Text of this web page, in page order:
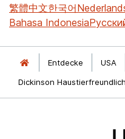
繁體中文한국어
Bahasa Indonesia
Entdecke USA
Dickinson